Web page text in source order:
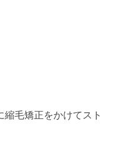
縮毛矯正をかけてスト